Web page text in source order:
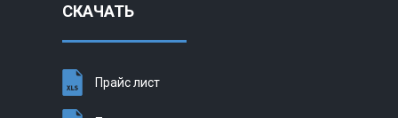
СКАЧАТЬ
Прайс лист